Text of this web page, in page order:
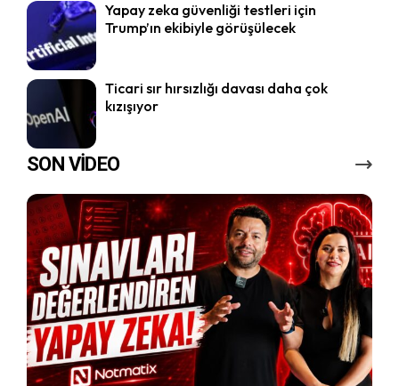
Yapay zeka güvenliği testleri için
Trump’ın ekibiyle görüşülecek
Ticari sır hırsızlığı davası daha çok
kızışıyor
SON VİDEO